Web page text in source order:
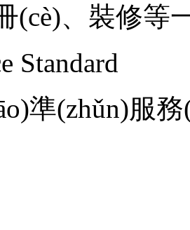
(cè)、裝修等
Standard
準(zhǔn)服